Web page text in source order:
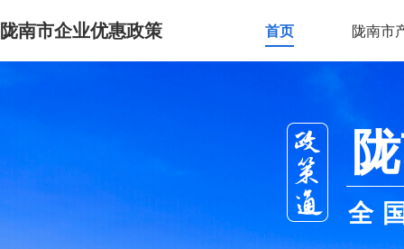
陇南市企业优惠政策 首页 陇南市
全